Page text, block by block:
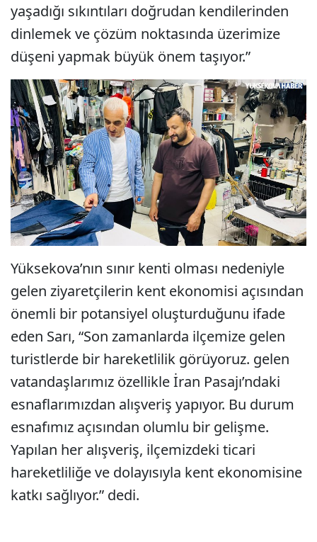
yaşadığı sıkıntıları doğrudan kendilerinden
dinlemek ve çözüm noktasında üzerimize
düşeni yapmak büyük önem taşıyor.”
Yüksekova’nın sınır kenti olması nedeniyle
gelen ziyaretçilerin kent ekonomisi açısından
önemli bir potansiyel oluşturduğunu ifade
eden Sarı, “Son zamanlarda ilçemize gelen
turistlerde bir hareketlilik görüyoruz. gelen
vatandaşlarımız özellikle İran Pasajı’ndaki
esnaflarımızdan alışveriş yapıyor. Bu durum
esnafımız açısından olumlu bir gelişme.
Yapılan her alışveriş, ilçemizdeki ticari
hareketliliğe ve dolayısıyla kent ekonomisine
katkı sağlıyor.” dedi.